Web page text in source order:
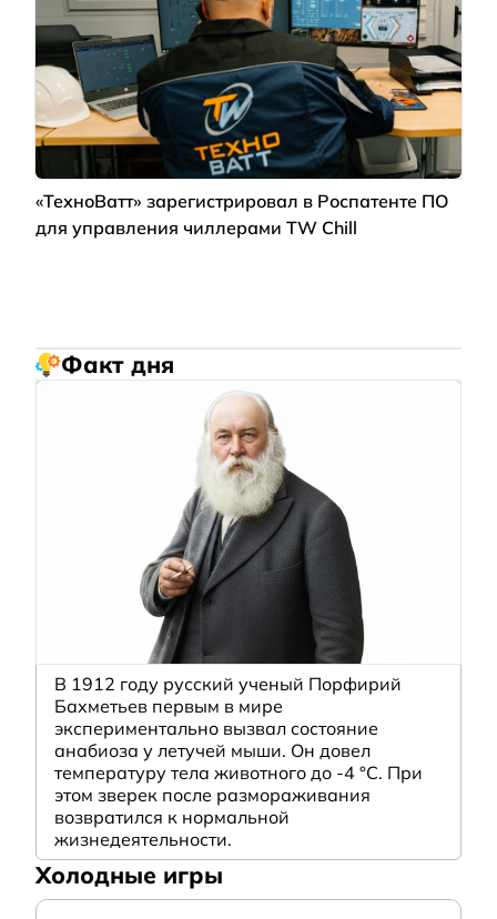
«ТехноВатт» зарегистрировал в Роспатенте ПО
для управления чиллерами TW Chill
Факт дня
В 1912 году русский ученый Порфирий
Бахметьев первым в мире
экспериментально вызвал состояние
анабиоза у летучей мыши. Он довел
температуру тела животного до -4 °C. При
этом зверек после размораживания
возвратился к нормальной
жизнедеятельности.
Холодные игры